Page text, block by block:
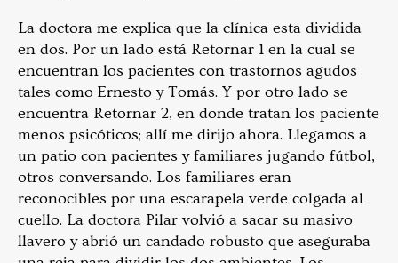
La doctora me explica que la clínica esta dividida
en dos. Por un lado está Retornar 1 en la cual se
encuentran los pacientes con trastornos agudos
tales como Ernesto y Tomás. Y por otro lado se
encuentra Retornar 2, en donde tratan los paciente
menos psicóticos; allí me dirijo ahora. Llegamos a
un patio con pacientes y familiares jugando fútbol,
otros conversando. Los familiares eran
reconocibles por una escarapela verde colgada al
cuello. La doctora Pilar volvió a sacar su masivo
llavero y abrió un candado robusto que aseguraba